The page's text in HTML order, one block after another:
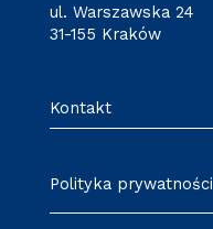
ul. Warszawska 24
31-155 Kraków
Kontakt
Polityka prywatności